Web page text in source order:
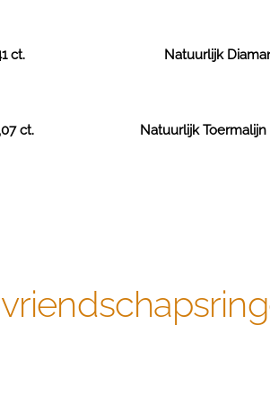
ct. Natuurlijk
ct. Natuurlijk